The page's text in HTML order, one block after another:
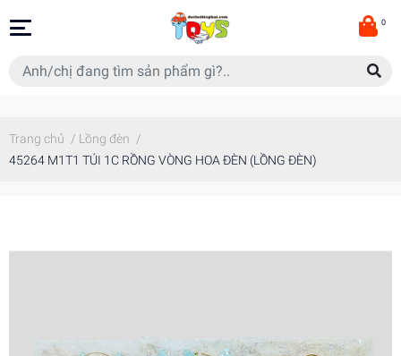
0
Trang chủ / Lồng đèn /
45264 M1T1 TÚI 1C RỒNG VÒNG HOA ĐÈN (LỒNG ĐÈN)